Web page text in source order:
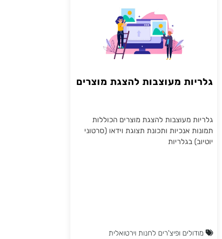
גלריות מעוצבות להצגת מוצרים
גלריות מעוצבות להצגת מוצרים הכוללות
תמונות אנכיות ותכונת תצוגת וידאו (סרטוני
יוטיוב) בגלריות
מודולים ופיצ'רים לחנות וירטואלית